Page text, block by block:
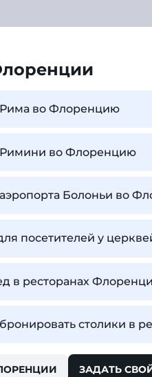
Рима во Флоренцию
Римини во Флоренцию
аэропорта Болоньи во
посетителей у
в ресторанах
столики в
ЗАДАТЬ